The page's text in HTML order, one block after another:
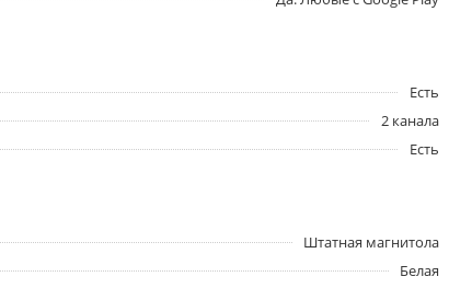
Есть
2 канала
Есть
Штатная магнитола
Белая